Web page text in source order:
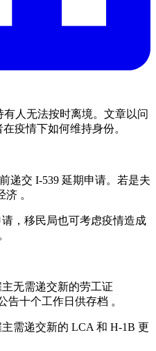
人无法按时离境。文章以问
疫情下如何维持身份。
递交 I‑539 延期申请。若是夫
。
，移民局也可考虑疫情造成
无需递交新的劳工证
十个工作日供存档 。
需递交新的 LCA 和 H‑1B 更